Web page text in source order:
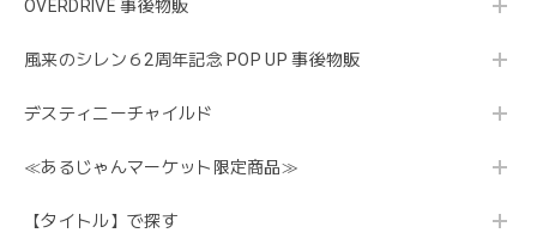
OVERDRIVE 事後物販
風来のシレン６2周年記念 POP UP 事後物販
デスティニーチャイルド
≪あるじゃんマーケット限定商品≫
【タイトル】で探す